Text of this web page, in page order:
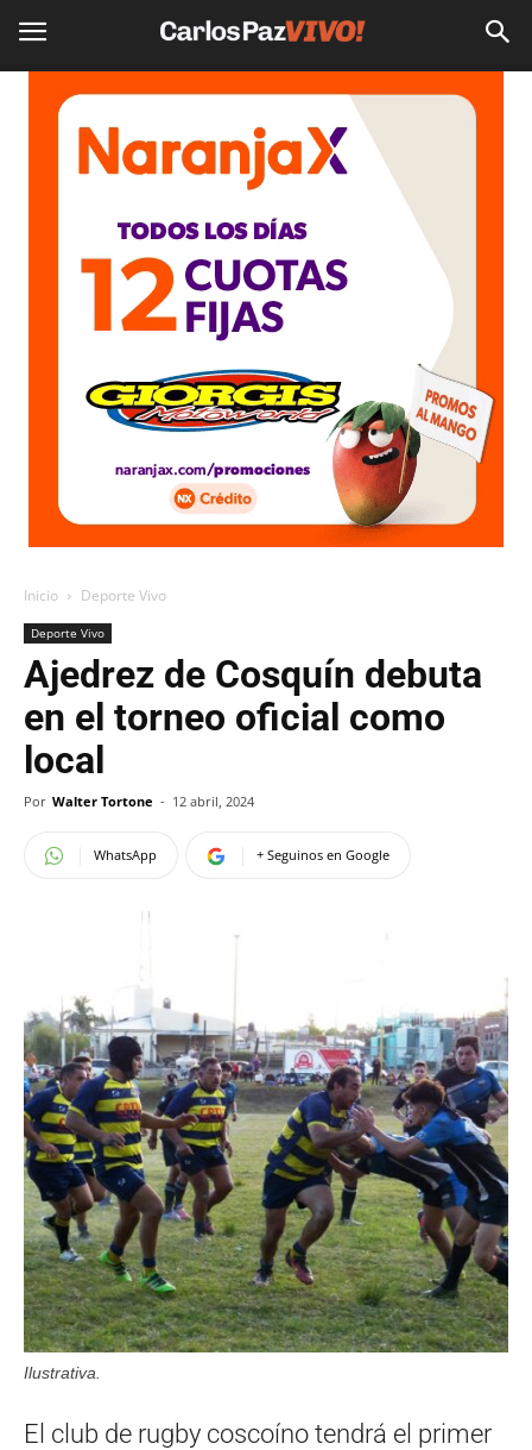
Inicio Deporte Vivo
Deporte Vivo
Ajedrez de Cosquín debuta
en el torneo oficial como
local
Por Walter Tortone - 12 abril, 2024
WhatsApp + Seguinos en Google
Ilustrativa.
El club de rugby coscoíno tendrá el primer